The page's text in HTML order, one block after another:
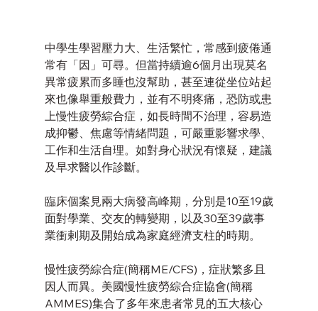
中學生學習壓力大、生活繁忙，常感到疲倦通
常有「因」可尋。但當持續逾6個月出現莫名
異常疲累而多睡也沒幫助，甚至連從坐位站起
來也像舉重般費力，並有不明疼痛，恐防或患
上慢性疲勞綜合症，如長時間不治理，容易造
成抑鬱、焦慮等情緒問題，可嚴重影響求學、
工作和生活自理。如對身心狀況有懷疑，建議
及早求醫以作診斷。
臨床個案見兩大病發高峰期，分別是10至19歲
面對學業、交友的轉變期，以及30至39歲事
業衝剌期及開始成為家庭經濟支柱的時期。
慢性疲勞綜合症(簡稱ME/CFS)，症狀繁多且
因人而異。美國慢性疲勞綜合症協會(簡稱
AMMES)集合了多年來患者常見的五大核心